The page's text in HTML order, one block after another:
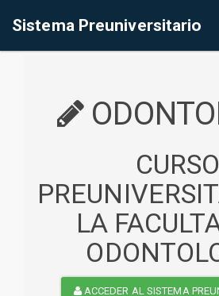
Sistema Preuniversitario
CURSO
LA
ACCEDER AL SISTEMA